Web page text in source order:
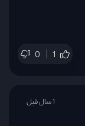
0 1
1 سال قبل